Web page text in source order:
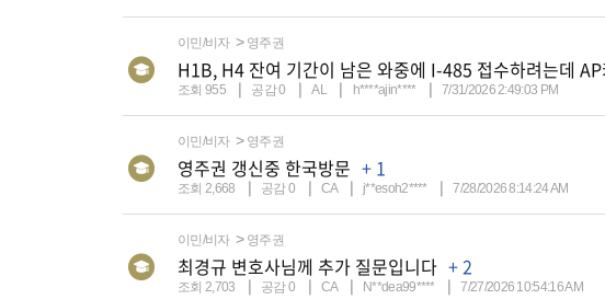
이민/비자 영주권
H1B, H4 잔여 기간이 남은 와중에 I-485 접수하려는데
조회 955 공감 0 AL h****ajin**** 7/31/2026 2:49:03 PM
이민/비자 영주권
영주권 갱신중 한국방문 + 1
조회 2,668 공감 0 CA j**esoh2**** 7/28/2026 8:14:24 AM
이민/비자 영주권
최경규 변호사님께 추가 질문입니다 + 2
조회 2,703 공감 0 CA N**dea99**** 7/27/2026 10:54:16 AM